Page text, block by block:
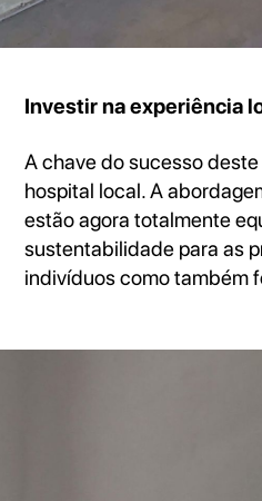
Investir na experiência
A chave do sucesso
hospital local. A
estão agora totalmente
sustentabilidade para as
indivíduos como também